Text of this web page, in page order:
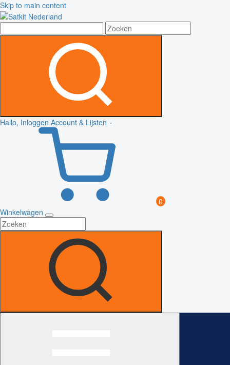
Skip to main content
Hallo, Inloggen Account & Lijsten
0
Winkelwagen